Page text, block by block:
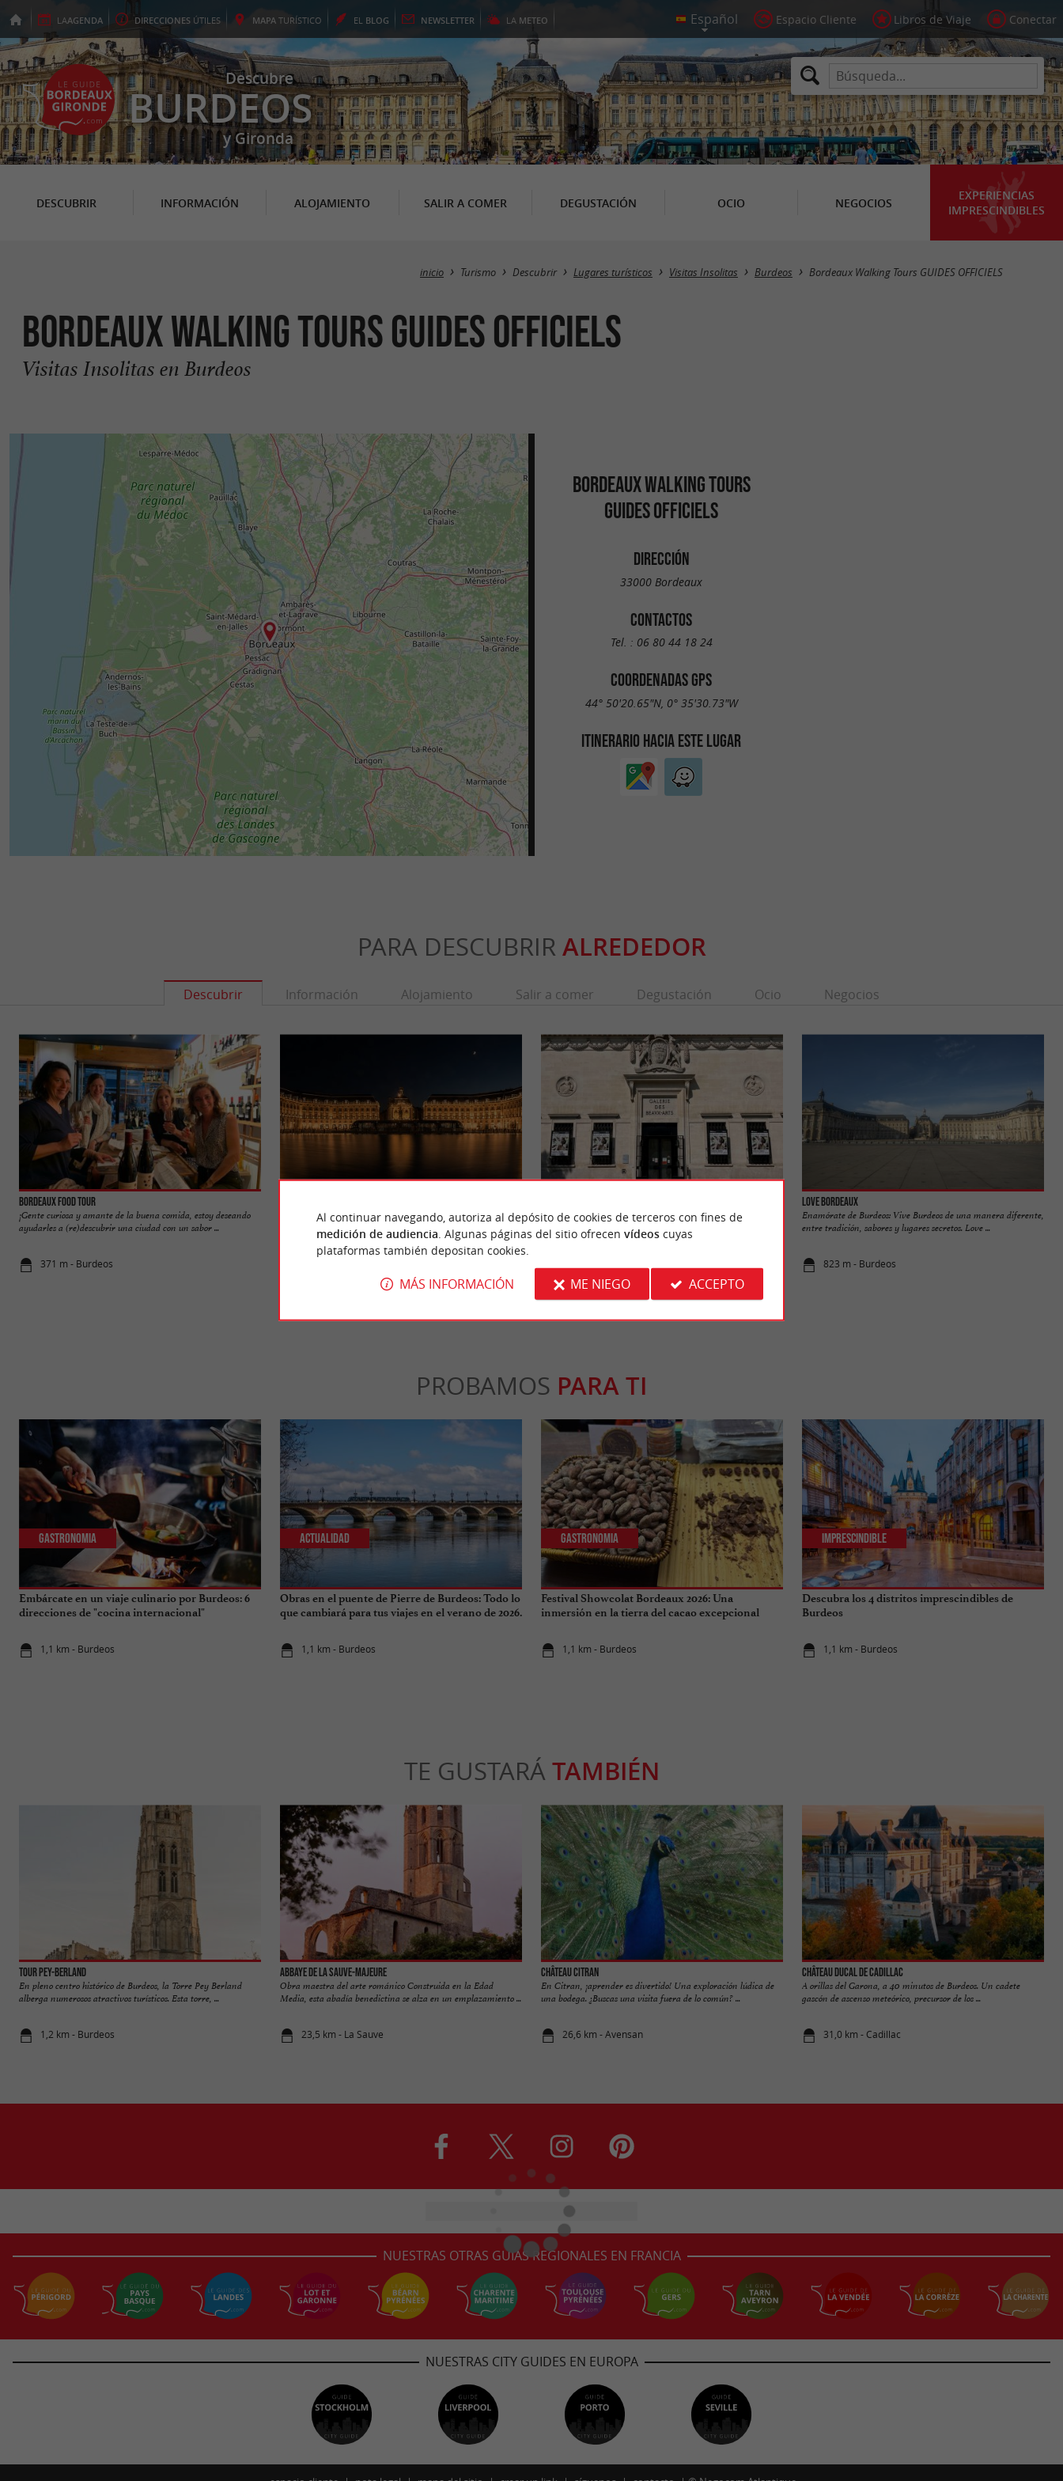
LAAGENDA DIRECCIONES ÚTILES MAPA TURÍSTICO EL BLOG NEWSLETTER LA METEO Espacio Cliente Libros de Viaje Conectar
Descubre
BURDEOS
y Gironda
DESCUBRIR INFORMACIÓN ALOJAMIENTO SALIR A COMER DEGUSTACIÓN OCIO NEGOCIOS
EXPERIENCIAS
IMPRESCINDIBLES
inicio Turismo Descubrir Lugares turísticos Visitas Insolitas Burdeos Bordeaux Walking Tours GUIDES OFFICIELS
Bordeaux Walking Tours GUIDES OFFICIELS
Visitas Insolitas en Burdeos
BORDEAUX WALKING TOURS
GUIDES OFFICIELS
DIRECCIÓN
33000 Bordeaux
CONTACTOS
Tel. : 06 80 44 18 24
COORDENADAS GPS
44° 50'20.65"N, 0° 35'30.73"W
ITINERARIO HACIA ESTE LUGAR
PARA DESCUBRIR ALREDEDOR
Descubrir Información Alojamiento Salir a comer Degustación Ocio Negocios
Bordeaux Food Tour
¡Gente curiosa y amante de la buena comida, estoy deseando
ayudarles a (re)descubrir una ciudad con un sabor ...
371 m - Burdeos
Burdeos, al igual que el Puerto de la Luna, fue declarada
Patrimonio de la Humanidad por la UNESCO en 2007. ...
Consulta el calendario de exposiciones del Museo de Bellas
Artes; la Galería de Bellas Artes solo abre cuando hay ...
Love Bordeaux
Enamórate de Burdeos: Vive Burdeos de una manera diferente,
entre tradición, sabores y lugares secretos. Love ...
823 m - Burdeos
PROBAMOS PARA TI
Embárcate en un viaje culinario por Burdeos: 6
direcciones de "cocina internacional"
1,1 km - Burdeos
Gastronomia
Obras en el puente de Pierre de Burdeos: Todo lo
que cambiará para tus viajes en el verano de 2026.
1,1 km - Burdeos
Actualidad
Festival Showcolat Bordeaux 2026: Una
inmersión en la tierra del cacao excepcional
1,1 km - Burdeos
Gastronomia
Descubra los 4 distritos imprescindibles de
Burdeos
1,1 km - Burdeos
Imprescindible
TE GUSTARÁTAMBIÉN
Tour Pey-Berland
En pleno centro histórico de Burdeos, la Torre Pey Berland
alberga numerosos atractivos turísticos. Esta torre, ...
1,2 km - Burdeos
Abbaye de La Sauve-Majeure
Obra maestra del arte románico Construida en la Edad
Media, esta abadía benedictina se alza en un emplazamiento ...
23,5 km - La Sauve
Château Citran
En Citran, ¡aprender es divertido! Una exploración lúdica de
una bodega. ¿Buscas una visita fuera de lo común? ...
26,6 km - Avensan
Château Ducal de Cadillac
A orillas del Garona, a 40 minutos de Burdeos. Un cadete
gascón de ascenso meteórico, precursor de los ...
31,0 km - Cadillac
NUESTRAS OTRAS GUÍAS REGIONALES EN FRANCIA
NUESTRAS CITY GUIDES EN EUROPA
Al continuar navegando, autoriza al depósito de cookies de terceros con fines de
medición de audiencia . Algunas páginas del sitio ofrecen vídeoscuyas
plataformas también depositan cookies.
MÁS INFORMACIÓN ME NIEGO ACCEPTO